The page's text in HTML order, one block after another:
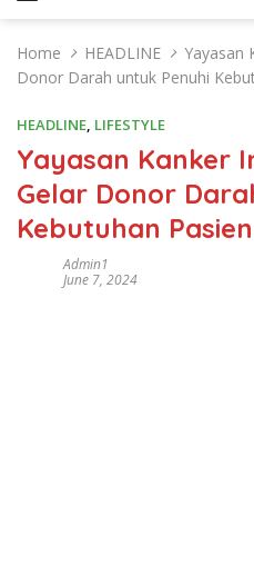
Home HEADLINE
Yayasan
Donor Darah untuk Penuhi
HEADLINE, LIFESTYLE
Yayasan Kanker
Gelar Donor
Kebutuhan
Admin1
June 7, 2024